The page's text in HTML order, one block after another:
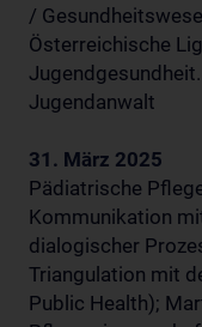
/
Österreichische
Jugendanwalt
31. März 2025
Pädiatrische
Kommunikation
dialogischer
Triangulation mit
Public Health);